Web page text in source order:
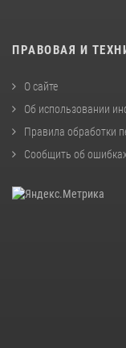
ПРАВОВАЯ И
О сайте
Об использовании
Правила обработки
Сообщить об